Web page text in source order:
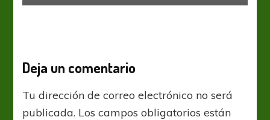
Deja un comentario
Tu dirección de correo electrónico no será
publicada. Los campos obligatorios están